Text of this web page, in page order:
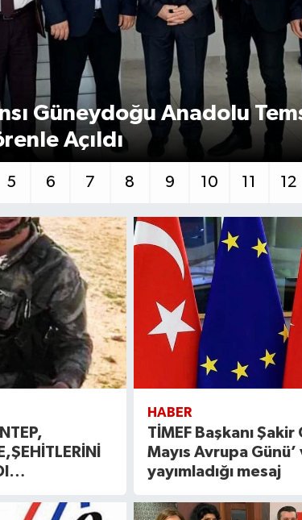
Güneydoğu Anadolu
Açıldı
5 6 7 8 9 10 11 12
HABER
TİMEF Başkanı
Mayıs Avrupa
yayımladığı mesaj